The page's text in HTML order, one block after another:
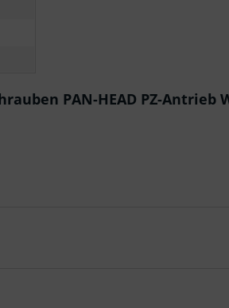
PAN-HEAD PZ-Antrieb